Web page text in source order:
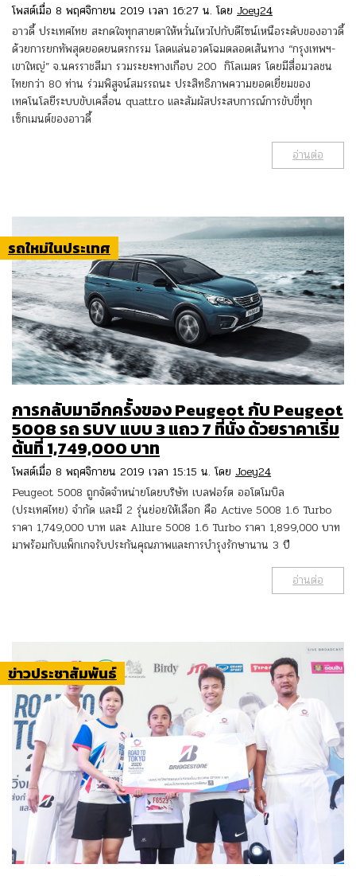
โพสต์เมื่อ 8 พฤศจิกายน 2019 เวลา 16:27 น. โดย Joey24
อาวดี้ ประเทศไทย สะกดใจทุกสายตาให้หวั่นไหวไปกับดีไซน์เหนือระดับของอาวดี้
ด้วยการยกทัพสุดยอดยนตรกรรม โลดแล่นอวดโฉมตลอดเส้นทาง “กรุงเทพฯ-
เขาใหญ่” จ.นครราชสีมา รวมระยะทางเกือบ 200 กิโลเมตร โดยมีสื่อมวลชน
ไทยกว่า 80 ท่าน ร่วมพิสูจน์สมรรถนะ ประสิทธิภาพความยอดเยี่ยมของ
เทคโนโลยีระบบขับเคลื่อน quattro และสัมผัสประสบการณ์การขับขี่ทุก
เซ็กเมนต์ของอาวดี้
อ่านต่อ
รถใหม่ในประเทศ
การกลับมาอีกครั้งของ Peugeot กับ Peugeot
5008 รถ SUV แบบ 3 แถว 7 ที่นั่ง ด้วยราคาเริ่ม
ต้นที่ 1,749,000 บาท
โพสต์เมื่อ 8 พฤศจิกายน 2019 เวลา 15:15 น. โดย Joey24
Peugeot 5008 ถูกจัดจำหน่ายโดยบริษัท เบลฟอร์ต ออโตโมบิล
(ประเทศไทย) จำกัด และมี 2 รุ่นย่อยให้เลือก คือ Active 5008 1.6 Turbo
ราคา 1,749,000 บาท และ Allure 5008 1.6 Turbo ราคา 1,899,000 บาท
มาพร้อมกับแพ็กเกจรับประกันคุณภาพและการบำรุงรักษานาน 3 ปี
อ่านต่อ
ข่าวประชาสัมพันธ์